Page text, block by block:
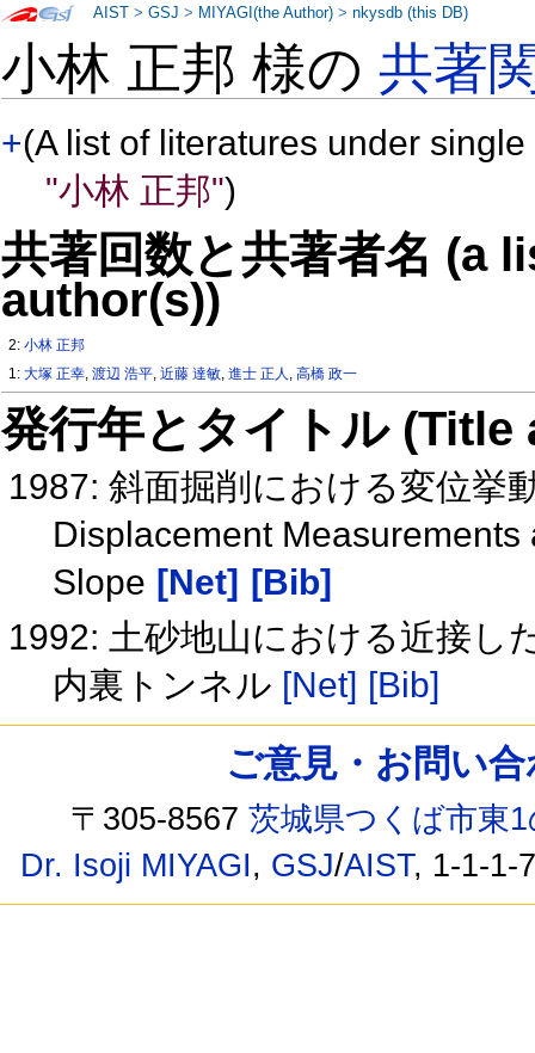
小林 正邦 様の共著
+(A list of literatures under
"小林 正邦")
共著回数と共著者名 (a
author(s))
2:小林 正邦
1:大塚 正幸,渡辺 浩平,近藤 達敏,進士 正人 ,高橋 政一
発行年とタイトル
1987: 斜面掘削における変位挙
Displacement
Slope [Net] [Bib]
1992: 土砂地山における近接し
内裏トンネル [Net] [Bib]
AIST >GSJ > MIYAGI(the Author) >nkysdb (this DB)
ご意見・お問い
〒305-8567茨城県つくば市東
Dr. Isoji MIYAGI, GSJ/AIST, 1-1-1-